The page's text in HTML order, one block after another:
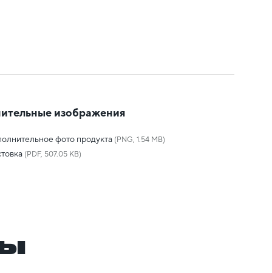
изображения
фото продукта (PNG, 1.54 MB)
(PDF, 507.05 KB)